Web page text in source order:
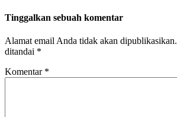
Tinggalkan sebuah komentar
Alamat email Anda tidak akan dipublikasikan.
ditandai *
Komentar *